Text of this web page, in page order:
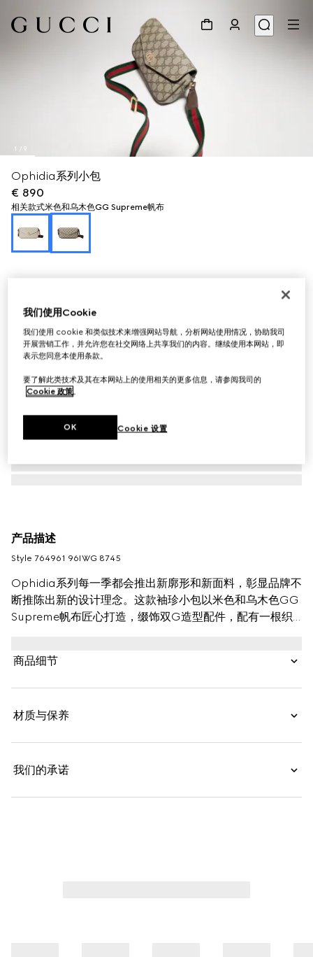
1 / 9
Ophidia系列小包
€ 890
相关款式米色和乌木色GG Supreme帆布
产品描述
Style ‎764961 96IWG 8745
Ophidia系列每一季都会推出新廓形和新面料，彰显品牌不
断推陈出新的设计理念。这款袖珍小包以米色和乌木色GG
Supreme帆布匠心打造，缀饰双G造型配件，配有一根织
商品细节
材质与保养
我们的承诺
我们使用Cookie
我们使用 cookie 和类似技术来增强网站导航，分析网站使用情况，协助我司
开展营销工作，并允许您在社交网络上共享我们的内容。继续使用本网站，即
表示您同意本使用条款。
要了解此类技术及其在本网站上的使用相关的更多信息，请参阅我司的
Cookie 政策。
Cookie 设置
OK